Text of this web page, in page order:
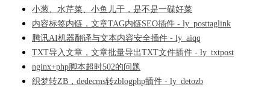
小葱、水芹菜、小鱼儿干，是不是一碟好菜
内容标签内链，文章TAG内链SEO插件 - ly_posttaglink
腾讯AI机器翻译与文本内容安全插件 - ly_aiqq
TXT导入文章，文章批量导出TXT文件插件 - ly_txtpost
nginx+php脚本超时502的问题
织梦转ZB，dedecms转zblogphp插件 - ly_detozb